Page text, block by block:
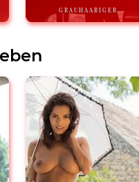
GRAUHAARIGER